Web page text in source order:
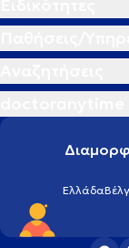
Ελλάδα